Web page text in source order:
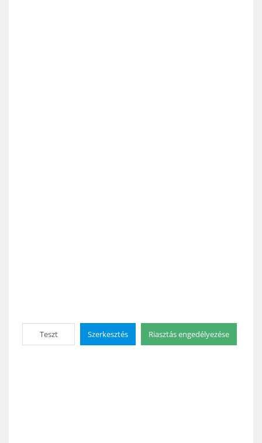
Teszt Szerkesztés Riasztás engedélyezése